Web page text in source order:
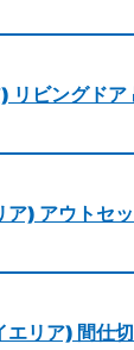
ビングドア
) アウトセ
リア) 間仕